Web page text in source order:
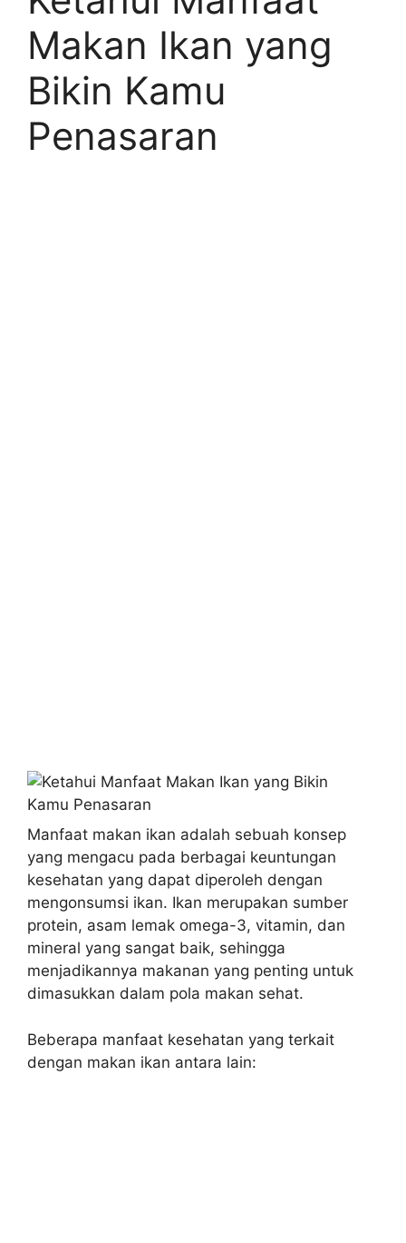
Makan Ikan yang
Bikin Kamu
Penasaran
Manfaat makan ikan adalah sebuah konsep
yang mengacu pada berbagai keuntungan
kesehatan yang dapat diperoleh dengan
mengonsumsi ikan. Ikan merupakan sumber
protein, asam lemak omega-3, vitamin, dan
mineral yang sangat baik, sehingga
menjadikannya makanan yang penting untuk
dimasukkan dalam pola makan sehat.
Beberapa manfaat kesehatan yang terkait
dengan makan ikan antara lain: